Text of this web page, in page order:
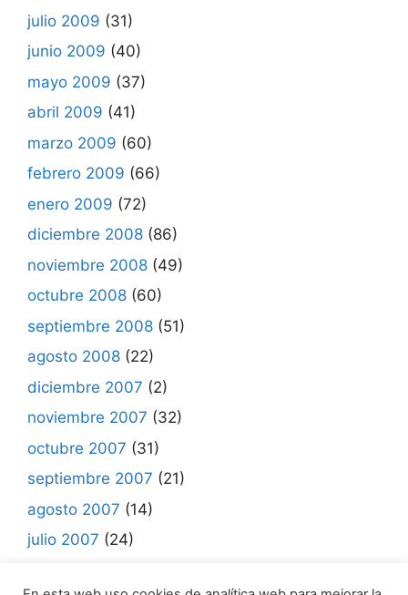
julio 2009 (31)
junio 2009 (40)
mayo 2009 (37)
abril 2009 (41)
marzo 2009 (60)
febrero 2009 (66)
enero 2009 (72)
diciembre 2008 (86)
noviembre 2008 (49)
octubre 2008 (60)
septiembre 2008 (51)
agosto 2008 (22)
diciembre 2007 (2)
noviembre 2007 (32)
octubre 2007 (31)
septiembre 2007 (21)
agosto 2007 (14)
julio 2007 (24)